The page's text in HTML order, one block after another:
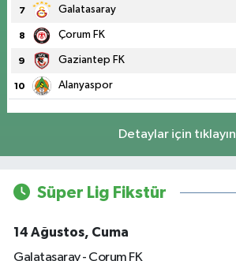
7 Galatasaray
8 Çorum FK
9 Gaziantep FK
10 Alanyaspor
Detaylar için tıklayın
Süper Lig Fikstür
14 Ağustos, Cuma
Galatasaray - Çorum FK